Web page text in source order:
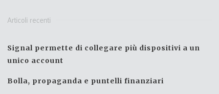
Articoli recenti
Signal permette di collegare più dispositivi a un
unico account
Bolla, propaganda e puntelli finanziari